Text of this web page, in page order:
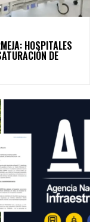
HOSPITALES
DE